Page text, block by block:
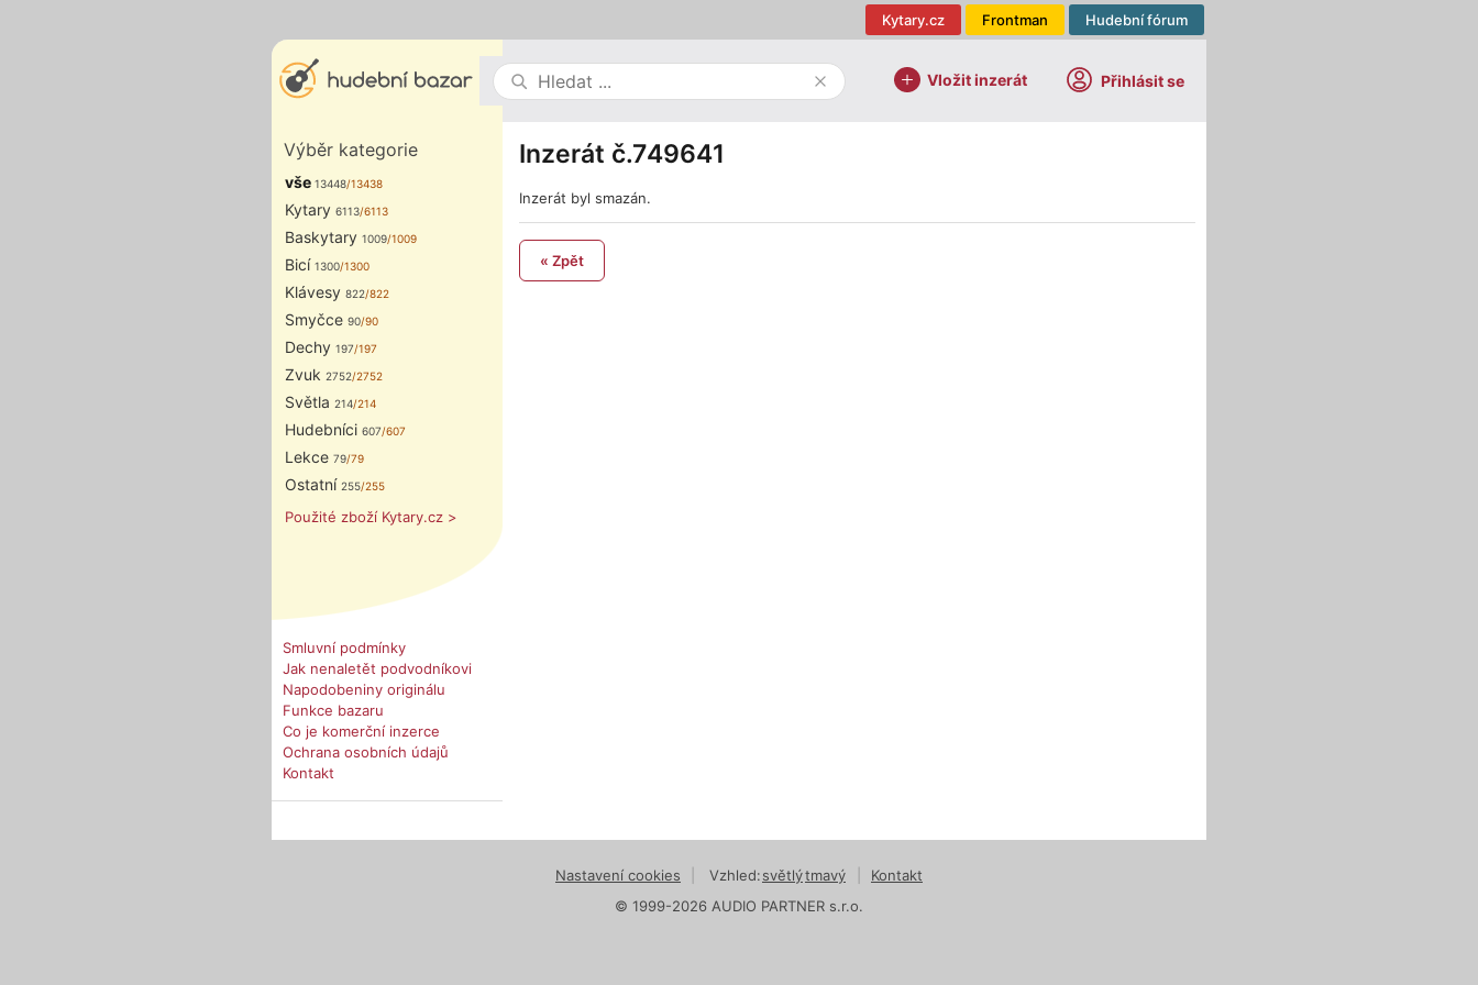
Hudební fórum
Frontman
Kytary.cz
Vložit inzerát Přihlásit se
Výběr kategorie
vše 13448/13438
Kytary 6113/6113
Baskytary 1009/1009
Bicí 1300/1300
Klávesy 822/822
Smyčce 90/90
Dechy 197/197
Zvuk 2752/2752
Světla 214/214
Hudebníci 607/607
Lekce 79/79
Ostatní 255/255
Použité zboží Kytary.cz >
Smluvní podmínky
Jak nenaletět podvodníkovi
Napodobeniny originálu
Funkce bazaru
Co je komerční inzerce
Ochrana osobních údajů
Kontakt
Inzerát č.749641
Inzerát byl smazán.
« Zpět
Nastavení cookies Vzhled:světlýtmavý
Kontakt
© 1999-2026 AUDIO PARTNER s.r.o.